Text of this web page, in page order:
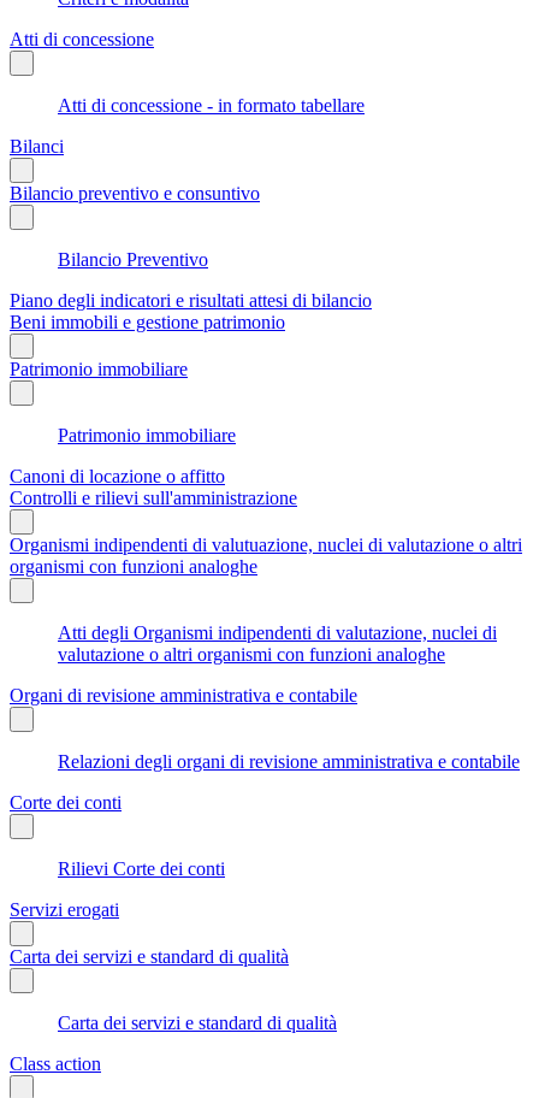
Atti di concessione
Atti di concessione - in formato tabellare
Bilanci
Bilancio preventivo e consuntivo
Bilancio Preventivo
Piano degli indicatori e risultati attesi di bilancio
Beni immobili e gestione patrimonio
Patrimonio immobiliare
Patrimonio immobiliare
Canoni di locazione o affitto
Controlli e rilievi sull'amministrazione
Organismi indipendenti di valutuazione, nuclei di valutazione o altri
organismi con funzioni analoghe
Atti degli Organismi indipendenti di valutazione, nuclei di
valutazione o altri organismi con funzioni analoghe
Organi di revisione amministrativa e contabile
Relazioni degli organi di revisione amministrativa e contabile
Corte dei conti
Rilievi Corte dei conti
Servizi erogati
Carta dei servizi e standard di qualità
Carta dei servizi e standard di qualità
Class action